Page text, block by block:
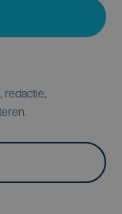
redactie,